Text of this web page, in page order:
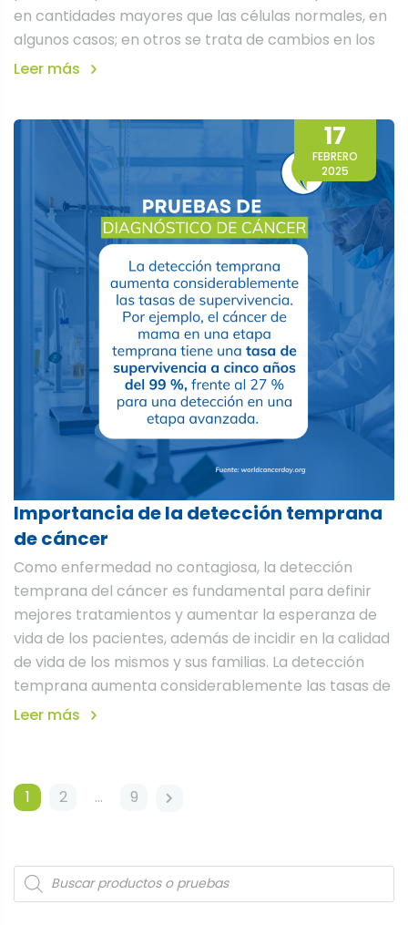
en cantidades mayores que las células normales, en
algunos casos; en otros se trata de cambios en los
Leer más
17
FEBRERO
2025
Importancia de la detección temprana
de cáncer
Como enfermedad no contagiosa, la detección
temprana del cáncer es fundamental para definir
mejores tratamientos y aumentar la esperanza de
vida de los pacientes, además de incidir en la calidad
de vida de los mismos y sus familias. La detección
temprana aumenta considerablemente las tasas de
Leer más
Navegación
entradas
1 2 … 9
Products
search